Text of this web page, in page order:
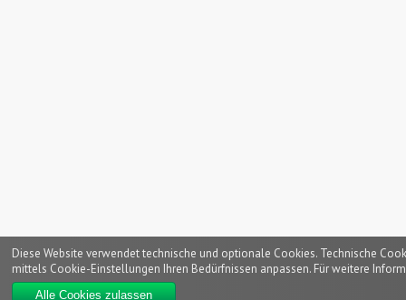
Diese Website verwendet technische und optionale Cookies. Technische
mittels Cookie-Einstellungen Ihren Bedürfnissen anpassen. Für weitere
Alle Cookies zulassen